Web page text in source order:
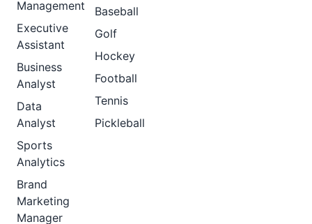
Management
Executive
Assistant
Business
Analyst
Data
Analyst
Sports
Analytics
Brand
Marketing
Manager
Baseball
Golf
Hockey
Football
Tennis
Pickleball